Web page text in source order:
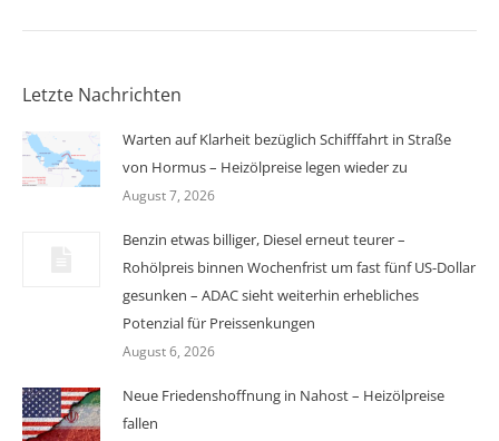
Letzte Nachrichten
Warten auf Klarheit bezüglich Schifffahrt in Straße
von Hormus – Heizölpreise legen wieder zu
August 7, 2026
Benzin etwas billiger, Diesel erneut teurer –
Rohölpreis binnen Wochenfrist um fast fünf US-Dollar
gesunken – ADAC sieht weiterhin erhebliches
Potenzial für Preissenkungen
August 6, 2026
Neue Friedenshoffnung in Nahost – Heizölpreise
fallen